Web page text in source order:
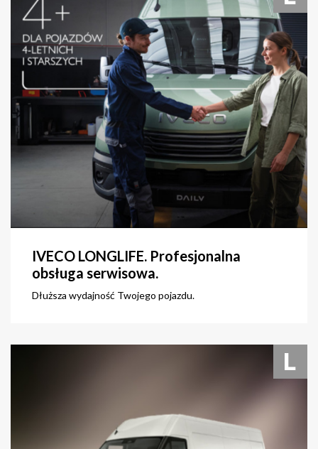
IVECO LONGLIFE. Profesjonalna
obsługa serwisowa.
Dłuższa wydajność Twojego pojazdu.